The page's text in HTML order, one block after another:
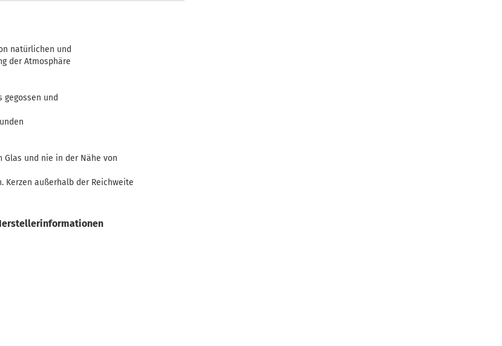
natürlichen und
der Atmosphäre
und
und nie in der Nähe von
Kerzen außerhalb der Reichweite